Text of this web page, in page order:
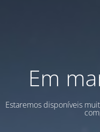
Em
Estaremos disponíveis